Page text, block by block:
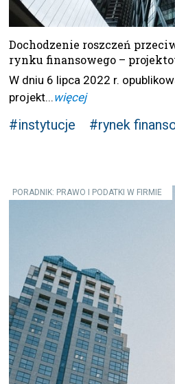
Dochodzenie roszczeń
rynku finansowego –
W dniu 6 lipca 2022 r.
projekt...więcej
#instytucje #rynek
PORADNIK: PRAWO I PODATKI W FIRMIE